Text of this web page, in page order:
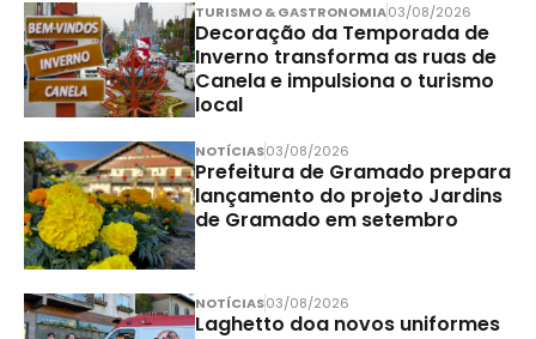
TURISMO & GASTRONOMIA03/08/2026
Decoração da Temporada de
Inverno transforma as ruas de
Canela e impulsiona o turismo
local
NOTÍCIAS03/08/2026
Prefeitura de Gramado prepara
lançamento do projeto Jardins
de Gramado em setembro
NOTÍCIAS03/08/2026
Laghetto doa novos uniformes